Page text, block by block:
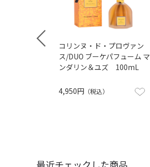
コリンヌ・ド・プロヴァン
ス/DUO ブーケパフューム マ
ンダリン＆ユズ 100mL
4,950円 （税込）
最近チェックした商品